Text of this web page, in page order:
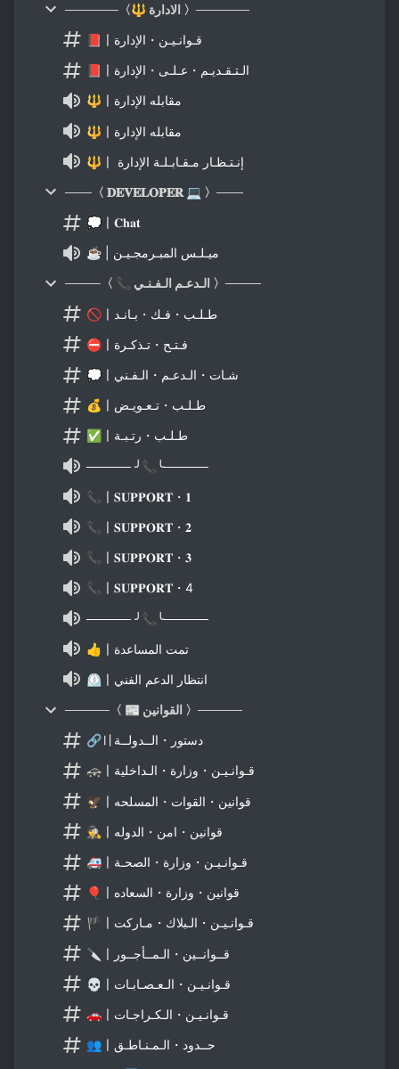
──────〈🔱 الادارة 〉──────
📕〡قـوانـيـن・الإدارة
📕〡الـتـقـديـم・عـلـى・الإدارة
🔱〡مقابله الإدارة
🔱〡مقابله الإدارة
🔱〡 إنـتـظـار مـقـابـلـة الإدارة
───〈 𝐃𝐄𝐕𝐄𝐋𝐎𝐏𝐄𝐑 💻 〉───
💭〡𝐂𝐡𝐚𝐭
☕ | ميـلـس المبـرمجـيـن
────〈 📞 الـدعـم الـفـنـي 〉────
🚫〡طـلـب・فـك・بـانـد
⛔〡فـتـح・تـذكـرة
💭〡شـات・الـدعـم・الـفـني
💰〡طـلـب・تـعـويـض
✅〡طـلـب・رتـبـة
───── ╯📞╰─────
📞〡𝐒𝐔𝐏𝐏𝐎𝐑𝐓・𝟏
📞〡𝐒𝐔𝐏𝐏𝐎𝐑𝐓・𝟐
📞〡𝐒𝐔𝐏𝐏𝐎𝐑𝐓・𝟑
📞〡𝐒𝐔𝐏𝐏𝐎𝐑𝐓・4
───── ╯📞╰─────
👍〡تمت المساعدة
⏲〡انتظار الدعم الفني
─────〈 📰 القوانين 〉─────
🔗〢دستور・الــدولــة
🚓〡قـوانـيـن・وزارة・الـداخلية
🦅〡قوانين・القوات・المسلحه
🕵〡قوانين・امن・الدوله
🚑〡قـوانـيـن・وزارة・الصحـة
🎈〡قوانين・وزارة・السعاده
🏴〡قـوانـيـن・الـبلاك・مـاركت
🔪〡قــوانــين・الـمــأجــور
💀〡قـوانـيـن・الـعـصـابـات
🚗〡قـوانـيـن・الـكـراجـات
👥〡حــدود・الـمـنـاطـق